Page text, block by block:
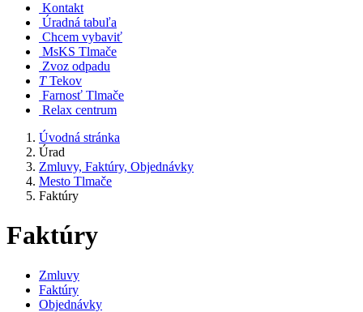
Kontakt
Úradná tabuľa
Chcem vybaviť
MsKS Tlmače
Zvoz odpadu
T Tekov
Farnosť Tlmače
Relax centrum
Úvodná stránka
Úrad
Zmluvy, Faktúry, Objednávky
Mesto Tlmače
Faktúry
Faktúry
Zmluvy
Faktúry
Objednávky